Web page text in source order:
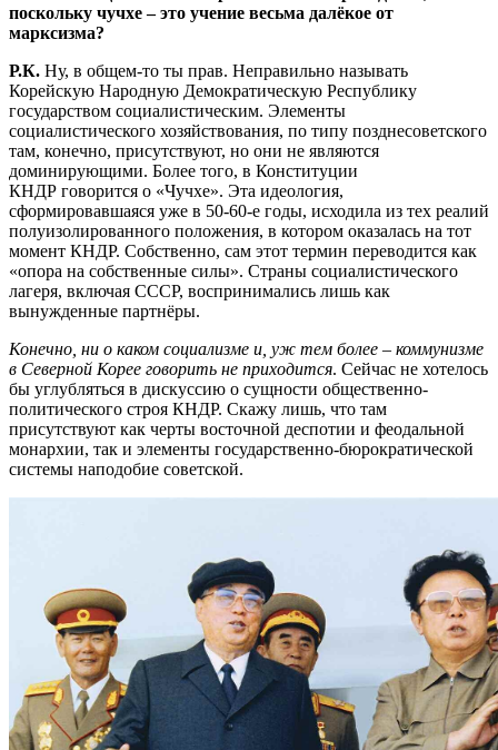
поскольку чучхе – это учение весьма далёкое от
марксизма?
Р.К. Ну, в общем-то ты прав. Неправильно называть
Корейскую Народную Демократическую Республику
государством социалистическим. Элементы
социалистического хозяйствования, по типу позднесоветского
там, конечно, присутствуют, но они не являются
доминирующими. Более того, в Конституции
КНДР говорится о «Чучхе». Эта идеология,
сформировавшаяся уже в 50-60-е годы, исходила из тех реалий
полуизолированного положения, в котором оказалась на тот
момент КНДР. Собственно, сам этот термин переводится как
«опора на собственные силы». Страны социалистического
лагеря, включая СССР, воспринимались лишь как
вынужденные партнёры.
Конечно, ни о каком социализме и, уж тем более – коммунизме
в Северной Корее говорить не приходится. Сейчас не хотелось
бы углубляться в дискуссию о сущности общественно-
политического строя КНДР. Скажу лишь, что там
присутствуют как черты восточной деспотии и феодальной
монархии, так и элементы государственно-бюрократической
системы наподобие советской.